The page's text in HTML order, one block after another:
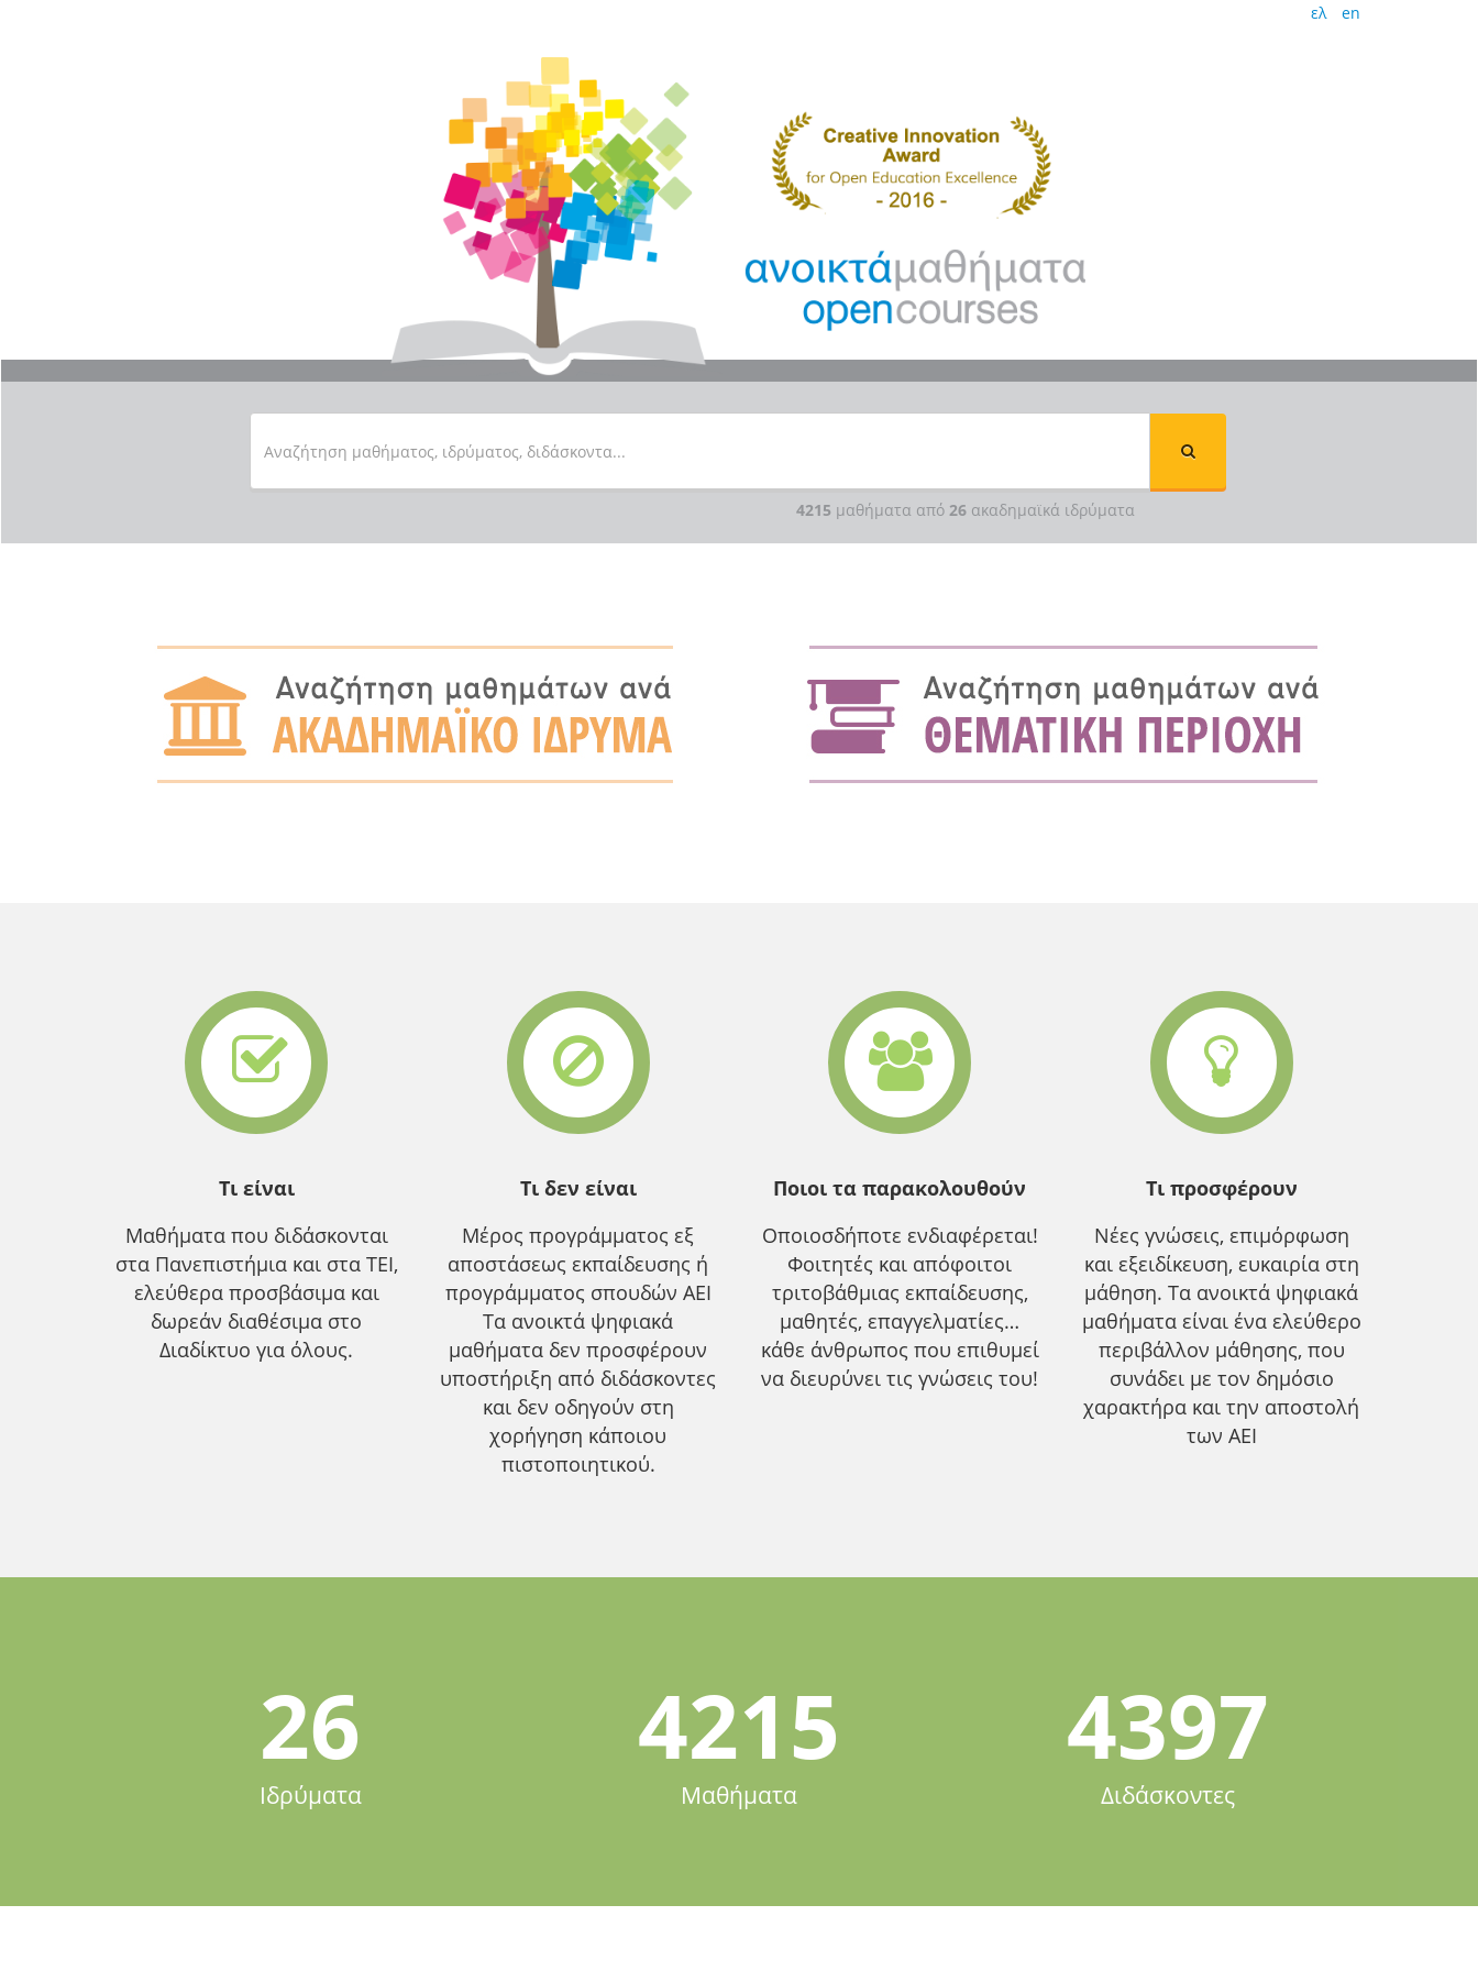
ελ en
4215 μαθήματα από 26 ακαδημαϊκά ιδρύματα
Τι είναι
Μαθήματα που διδάσκονται
στα Πανεπιστήμια και στα ΤΕΙ,
ελεύθερα προσβάσιμα και
δωρεάν διαθέσιμα στο
Διαδίκτυο για όλους.
Τι δεν είναι
Μέρος προγράμματος εξ
αποστάσεως εκπαίδευσης ή
προγράμματος σπουδών ΑΕΙ
Τα ανοικτά ψηφιακά
μαθήματα δεν προσφέρουν
υποστήριξη από διδάσκοντες
και δεν οδηγούν στη
χορήγηση κάποιου
πιστοποιητικού.
Ποιοι τα παρακολουθούν
Οποιοσδήποτε ενδιαφέρεται!
Φοιτητές και απόφοιτοι
τριτοβάθμιας εκπαίδευσης,
μαθητές, επαγγελματίες…
κάθε άνθρωπος που επιθυμεί
να διευρύνει τις γνώσεις του!
Τι προσφέρουν
Νέες γνώσεις, επιμόρφωση
και εξειδίκευση, ευκαιρία στη
μάθηση. Τα ανοικτά ψηφιακά
μαθήματα είναι ένα ελεύθερο
περιβάλλον μάθησης, που
συνάδει με τον δημόσιο
χαρακτήρα και την αποστολή
των ΑΕΙ
26
Ιδρύματα
4215
Μαθήματα
4397
Διδάσκοντες